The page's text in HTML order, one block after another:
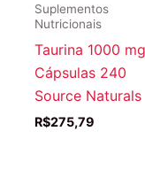
Suplementos
Nutricionais
Taurina 1000
Cápsulas 240
Source Naturals
R$275,79